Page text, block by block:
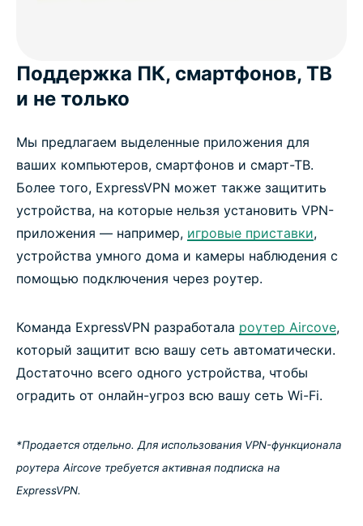
Поддержка ПК, смартфонов, ТВ
и не только
Мы предлагаем выделенные приложения для
ваших компьютеров, смартфонов и смарт-ТВ.
Более того, ExpressVPN может также защитить
устройства, на которые нельзя установить VPN-
приложения — например, игровые приставки,
устройства умного дома и камеры наблюдения с
помощью подключения через роутер.
Команда ExpressVPN разработала роутер Aircove,
который защитит всю вашу сеть автоматически.
Достаточно всего одного устройства, чтобы
оградить от онлайн-угроз всю вашу сеть Wi-Fi.
*Продается отдельно. Для использования VPN-функционала
роутера Aircove требуется активная подписка на
ExpressVPN.